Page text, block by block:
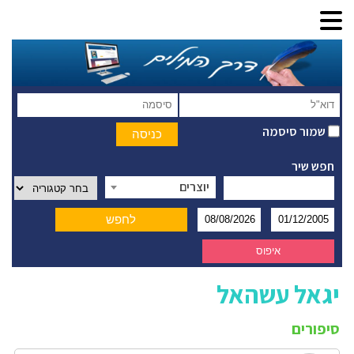
שמור סיסמה
חפש שיר
יוצרים
יגאל עשהאל
סיפורים